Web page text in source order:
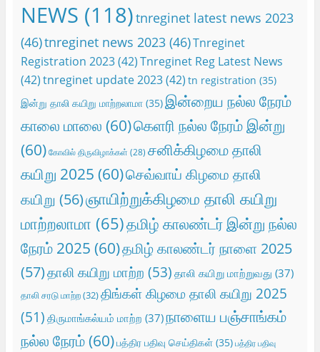
NEWS (118)tnreginet latest news 2023
(46)tnreginet news 2023(46)Tnreginet
Registration 2023(42)Tnreginet Reg Latest News
(42)tnreginet update 2023(42) tn registration (35)
இன்று தாலி கயிறு மாற்றலாமா(35)இன்றைய நல்ல நேரம்
காலை மாலை (60)கெளரி நல்ல நேரம் இன்று
(60) கோவில் திருவிழாக்கள் (28) சனிக்கிழமை தாலி
கயிறு 2025 (60)செவ்வாய் கிழமை தாலி
கயிறு (56)ஞாயிற்றுக்கிழமை தாலி கயிறு
மாற்றலாமா (65)தமிழ் காலண்டர் இன்று நல்ல
நேரம் 2025 (60)தமிழ் காலண்டர் நாளை 2025
(57)தாலி கயிறு மாற்ற (53) தாலி கயிறு மாற்றுவது (37)
தாலி சரடு மாற்ற(32)திங்கள் கிழமை தாலி கயிறு 2025
(51) திருமாங்கல்யம் மாற்ற (37)நாளைய பஞ்சாங்கம்
நல்ல நேரம்(60)பத்திர பதிவு செய்திகள்(35) பத்திர பதிவு